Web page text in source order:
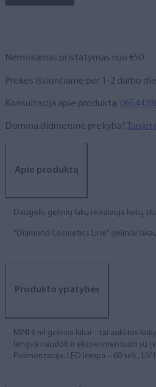
Nemokamas pristatymas nuo €50
Prekes išsiunčiame per 1-2 darbo
Konsultacija apie produktą:
Domina didmeninė prekyba?
Apie produktą
Daugelis gelinių lakų reikalauja kelių
“Diamond Cosmetics Line” geliniai
Produkto ypatybės
MINI 6 ml geliniai lakai – tai aukštos
lengva naudoti ir eksperimentuoti su
Polimerizacija: LED lempa – 60 sek., UV